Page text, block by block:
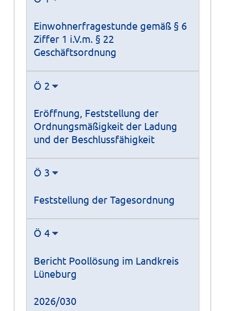
Einwohnerfragestunde gemäß § 6
Ziffer 1 i.V.m. § 22
Geschäftsordnung
Ö 2
Eröffnung, Feststellung der
Ordnungsmäßigkeit der Ladung
und der Beschlussfähigkeit
Ö 3
Feststellung der Tagesordnung
Ö 4
Bericht Poollösung im Landkreis
Lüneburg
2026/030